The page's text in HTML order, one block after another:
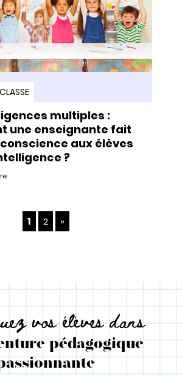
multiples :
une enseignante fait
aux élèves
?
1 2 »
vos élèves dans
pédagogique